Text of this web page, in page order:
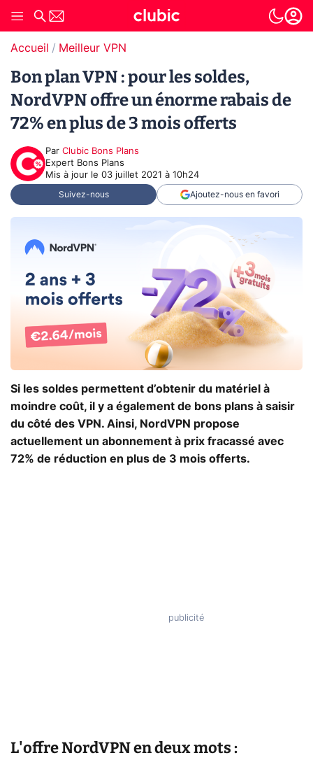
Accueil Meilleur VPN
Bon plan VPN : pour les soldes,
NordVPN offre un énorme rabais de
72% en plus de 3 mois offerts
Par Clubic Bons Plans
Expert Bons Plans
Mis à jour le 03 juillet 2021 à 10h24
Suivez-nous Ajoutez-nous en favori
Si les soldes permettent d’obtenir du matériel à
moindre coût, il y a également de bons plans à saisir
du côté des VPN. Ainsi, NordVPN propose
actuellement un abonnement à prix fracassé avec
72% de réduction en plus de 3 mois offerts.
L'offre NordVPN en deux mots :